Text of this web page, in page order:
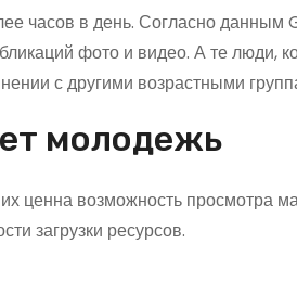
часов в день. Согласно данным
фото и видео. А те люди,
с другими возрастными
молодежь
ценна возможность просмотра
загрузки ресурсов.